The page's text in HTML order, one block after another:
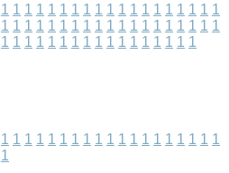
1 1 1 1 1 1 1 1 1 1 1 1 1 1 1 1 1 1 1
1 1 1 1 1 1 1 1 1 1 1 1 1 1 1 1 1 1 1
1 1 1 1 1 1 1 1 1 1 1 1 1 1 1 1 1
1 1 1 1 1 1 1 1 1 1 1 1 1 1 1 1 1 1 1
1